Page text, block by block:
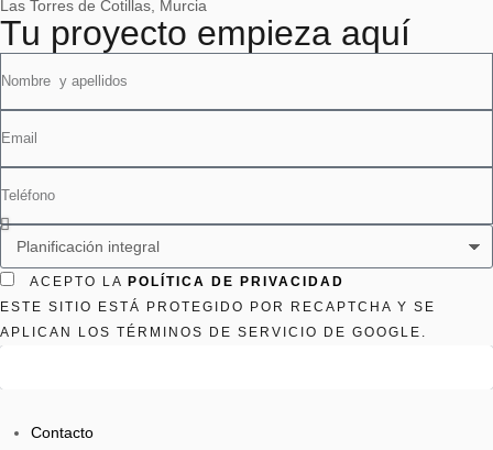
Las Torres de Cotillas, Murcia
Tu proyecto empieza aquí
ACEPTO LA POLÍTICA DE PRIVACIDAD
ESTE SITIO ESTÁ PROTEGIDO POR RECAPTCHA Y SE
APLICAN LOS TÉRMINOS DE SERVICIO DE GOOGLE.
Contacto